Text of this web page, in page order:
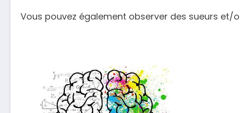
Vous pouvez également observer des sueurs et/